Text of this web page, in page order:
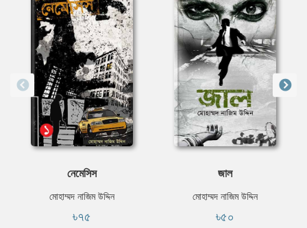
নেমেসিস
মোহাম্মদ নাজিম উদ্দিন
৳৭৫
জাল
মোহাম্মদ নাজিম উদ্দিন
৳৫০